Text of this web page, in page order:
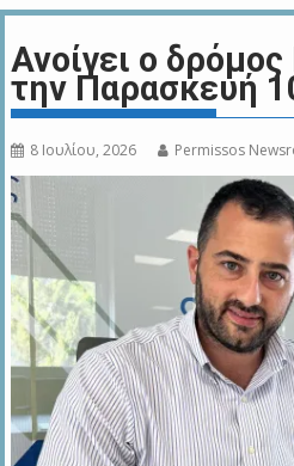
Ανοίγει ο
την Παρασκευή
8 Ιουλίου, 2026 Permissos